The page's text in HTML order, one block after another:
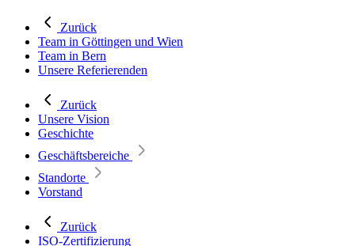
Zurück
Team in Göttingen und Wien
Team in Bern
Unsere Referierenden
Zurück
Unsere Vision
Geschichte
Geschäftsbereiche
Standorte
Vorstand
Zurück
ISO-Zertifizierung